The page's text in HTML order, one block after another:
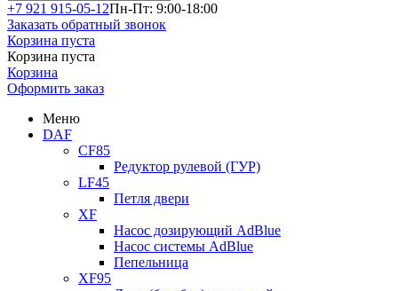
+7 921 915-05-12Пн-Пт: 9:00-18:00
Заказать обратный звонок
Корзина пуста
Корзина пуста
Корзина
Оформить заказ
Меню
DAF
CF85
Редуктор рулевой (ГУР)
LF45
Петля двери
XF
Насос дозирующий AdBlue
Насос системы AdBlue
Пепельница
XF95